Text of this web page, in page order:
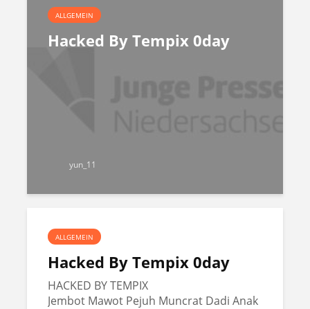
ALLGEMEIN
Hacked By Tempix 0day
yun_11
ALLGEMEIN
Hacked By Tempix 0day
HACKED BY TEMPIX
Jembot Mawot Pejuh Muncrat Dadi Anak